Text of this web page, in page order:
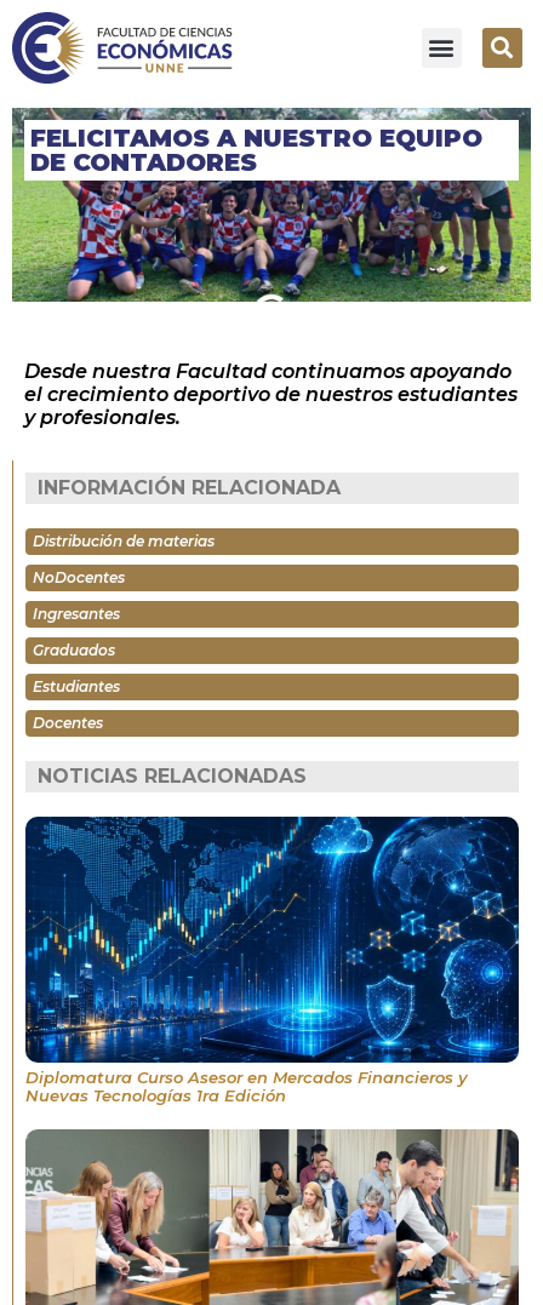
FELICITAMOS A NUESTRO EQUIPO
DE CONTADORES
Desde nuestra Facultad continuamos apoyando
el crecimiento deportivo de nuestros estudiantes
y profesionales.
INFORMACIÓN RELACIONADA
Distribución de materias
NoDocentes
Ingresantes
Graduados
Estudiantes
Docentes
NOTICIAS RELACIONADAS
Diplomatura Curso Asesor en Mercados Financieros y
Nuevas Tecnologías 1ra Edición